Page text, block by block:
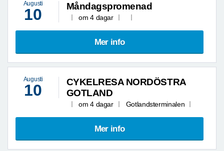
Augusti
10 Måndagspromenad
om 4 dagar
Mer info
Augusti
10
CYKELRESA NORDÖSTRA
GOTLAND
om 4 dagar Gotlandsterminalen
Mer info